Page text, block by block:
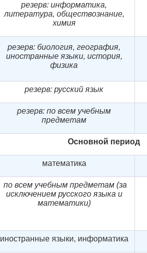
резерв: информатика,
литература, обществознание,
химия
резерв: биология, география,
иностранные языки, история,
физика
резерв: русский язык
резерв: по всем учебным
предметам
Основной период
математика
по всем учебным предметам (за
исключением русского языка и
математики)
иностранные языки, информатика